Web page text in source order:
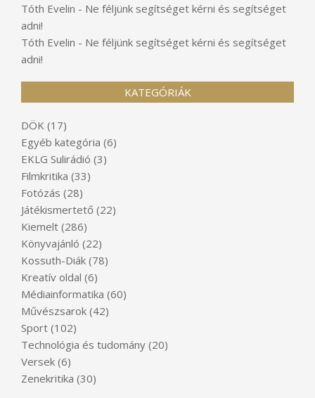
Tóth Evelin - Ne féljünk segítséget kérni és segítséget
adni!
Tóth Evelin - Ne féljünk segítséget kérni és segítséget
adni!
KATEGÓRIÁK
DÖK (17)
Egyéb kategória (6)
EKLG Sulirádió (3)
Filmkritika (33)
Fotózás (28)
Játékismertető (22)
Kiemelt (286)
Könyvajánló (22)
Kossuth-Diák (78)
Kreatív oldal (6)
Médiainformatika (60)
Művészsarok (42)
Sport (102)
Technológia és tudomány (20)
Versek (6)
Zenekritika (30)